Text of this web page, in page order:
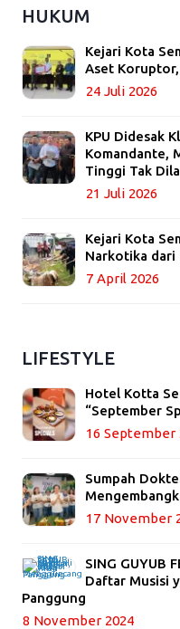
HUKUM
Kejari Kota
Aset
24 Juli 2026
KPU Didesak
Komandante,
Tinggi Tak
21 Juli 2026
Kejari Kota
Narkotika dari
7 April 2026
LIFESTYLE
Hotel Kotta
“September
16 September
Sumpah
17 November
SING GUYUB
Daftar Musisi
Panggung
8 November 2024